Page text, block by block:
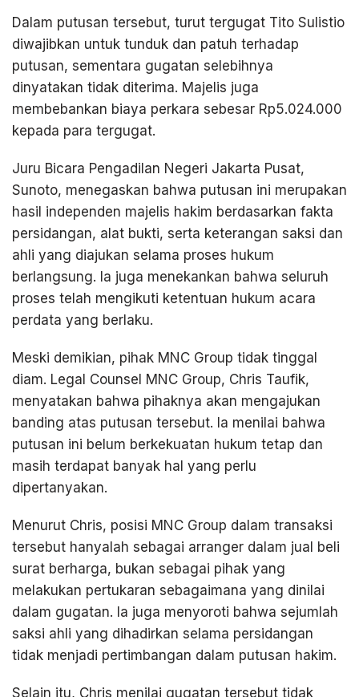
Dalam putusan tersebut, turut tergugat Tito Sulistio
diwajibkan untuk tunduk dan patuh terhadap
putusan, sementara gugatan selebihnya
dinyatakan tidak diterima. Majelis juga
membebankan biaya perkara sebesar Rp5.024.000
kepada para tergugat.
Juru Bicara Pengadilan Negeri Jakarta Pusat,
Sunoto, menegaskan bahwa putusan ini merupakan
hasil independen majelis hakim berdasarkan fakta
persidangan, alat bukti, serta keterangan saksi dan
ahli yang diajukan selama proses hukum
berlangsung. Ia juga menekankan bahwa seluruh
proses telah mengikuti ketentuan hukum acara
perdata yang berlaku.
Meski demikian, pihak MNC Group tidak tinggal
diam. Legal Counsel MNC Group, Chris Taufik,
menyatakan bahwa pihaknya akan mengajukan
banding atas putusan tersebut. Ia menilai bahwa
putusan ini belum berkekuatan hukum tetap dan
masih terdapat banyak hal yang perlu
dipertanyakan.
Menurut Chris, posisi MNC Group dalam transaksi
tersebut hanyalah sebagai arranger dalam jual beli
surat berharga, bukan sebagai pihak yang
melakukan pertukaran sebagaimana yang dinilai
dalam gugatan. Ia juga menyoroti bahwa sejumlah
saksi ahli yang dihadirkan selama persidangan
tidak menjadi pertimbangan dalam putusan hakim.
Selain itu, Chris menilai gugatan tersebut tidak